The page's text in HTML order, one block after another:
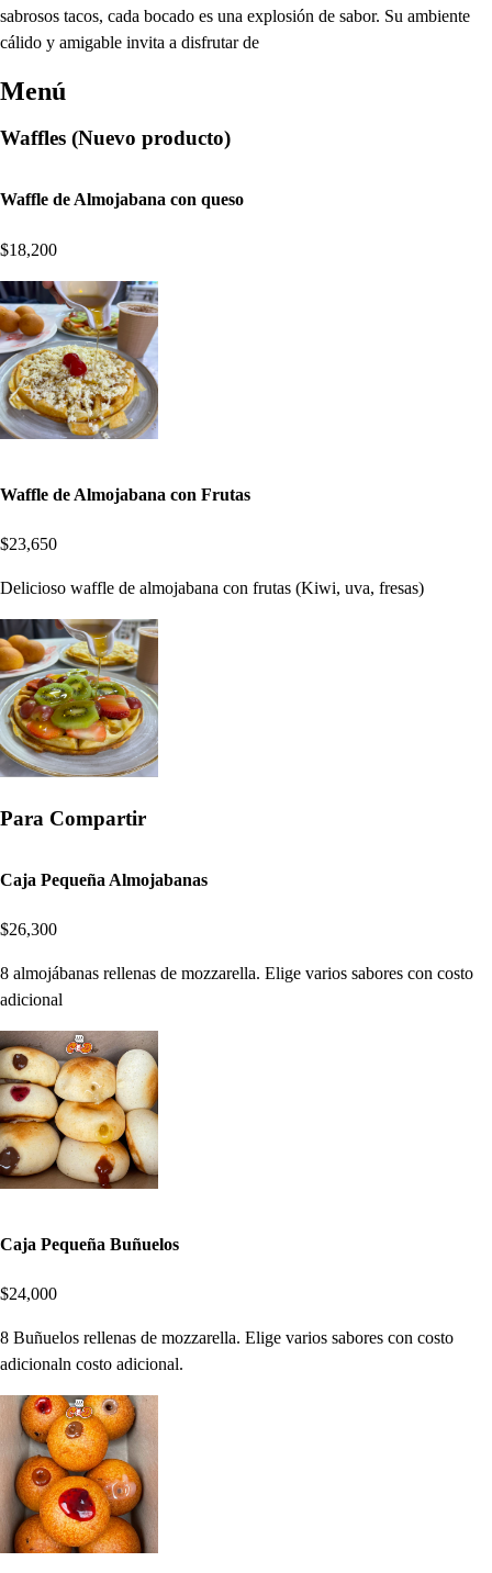
sabrosos tacos, cada bocado es una explosión de sabor. Su ambiente
cálido y amigable invita a disfrutar de
Menú
Waffles (Nuevo producto)
Waffle de Almojabana con queso
$18,200
Waffle de Almojabana con Frutas
$23,650
Delicioso waffle de almojabana con frutas (Kiwi, uva, fresas)
Para Compartir
Caja Pequeña Almojabanas
$26,300
8 almojábanas rellenas de mozzarella. Elige varios sabores con costo
adicional
Caja Pequeña Buñuelos
$24,000
8 Buñuelos rellenas de mozzarella. Elige varios sabores con costo
adicionaln costo adicional.